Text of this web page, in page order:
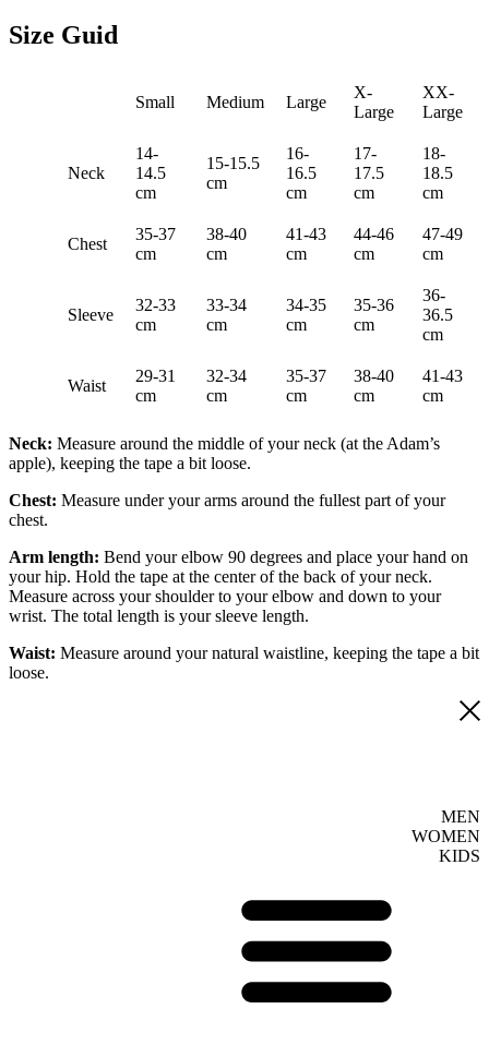
Size Guid
Small Medium Large
X-
Large
XX-
Large
Neck
14-
14.5
cm
15-15.5
cm
16-
16.5
cm
17-
17.5
cm
18-
18.5
cm
Chest
35-37
cm
38-40
cm
41-43
cm
44-46
cm
47-49
cm
Sleeve
32-33
cm
33-34
cm
34-35
cm
35-36
cm
36-
36.5
cm
Waist
29-31
cm
32-34
cm
35-37
cm
38-40
cm
41-43
cm
Neck: Measure around the middle of your neck (at the Adam’s
apple), keeping the tape a bit loose.
Chest: Measure under your arms around the fullest part of your
chest.
Arm length: Bend your elbow 90 degrees and place your hand on
your hip. Hold the tape at the center of the back of your neck.
Measure across your shoulder to your elbow and down to your
wrist. The total length is your sleeve length.
Waist: Measure around your natural waistline, keeping the tape a bit
loose.
MEN
WOMEN
KIDS